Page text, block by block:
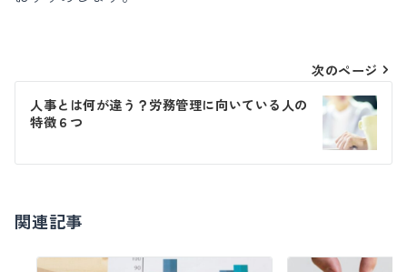
ナ
ビ
ー
次のページ
人事とは何が違う？労務管理に向いている人の
特徴６つ
関連記事